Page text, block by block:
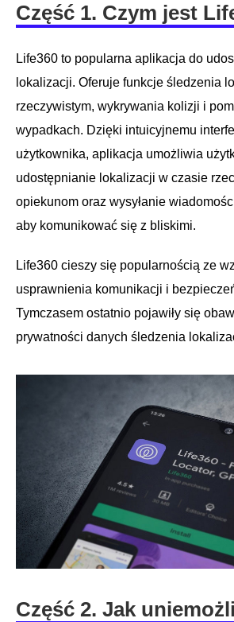
Część 1. Czym jest
Life360 to popularna aplikacja do
lokalizacji. Oferuje funkcje śledzenia
rzeczywistym, wykrywania kolizji i
wypadkach. Dzięki intuicyjnemu
użytkownika, aplikacja umożliwia
udostępnianie lokalizacji w czasie
opiekunom oraz wysyłanie
aby komunikować się z bliskimi.
Life360 cieszy się popularnością ze
usprawnienia komunikacji i
Tymczasem ostatnio pojawiły się
prywatności danych śledzenia
Część 2. Jak